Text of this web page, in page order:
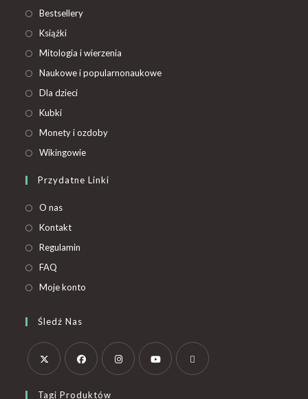
Bestsellery
Książki
Mitologia i wierzenia
Naukowe i popularnonaukowe
Dla dzieci
Kubki
Monety i ozdoby
Wikingowie
Przydatne Linki
O nas
Kontakt
Regulamin
FAQ
Moje konto
Śledź Nas
Tagi Produktów